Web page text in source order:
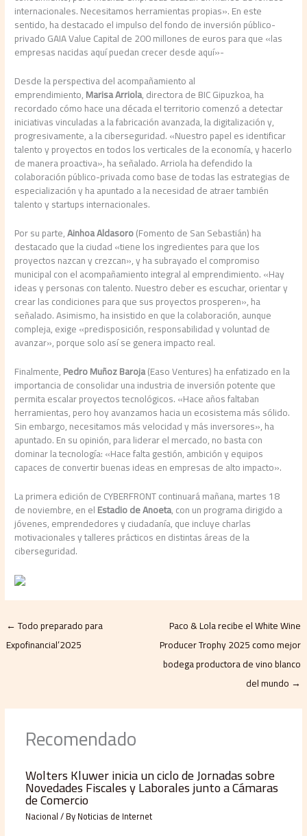
internacionales. Necesitamos herramientas propias». En este
sentido, ha destacado el impulso del fondo de inversión público-
privado GAIA Value Capital de 200 millones de euros para que «las
empresas nacidas aquí puedan crecer desde aquí»-
Desde la perspectiva del acompañamiento al
emprendimiento,Marisa Arriola, directora de BIC Gipuzkoa, ha
recordado cómo hace una década el territorio comenzó a detectar
iniciativas vinculadas a la fabricación avanzada, la digitalización y,
progresivamente, a la ciberseguridad. «Nuestro papel es identificar
talento y proyectos en todos los verticales de la economía, y hacerlo
de manera proactiva», ha señalado. Arriola ha defendido la
colaboración público-privada como base de todas las estrategias de
especialización y ha apuntado a la necesidad de atraer también
talento y startups internacionales.
Por su parte,Ainhoa Aldasoro(Fomento de San Sebastián) ha
destacado que la ciudad «tiene los ingredientes para que los
proyectos nazcan y crezcan», y ha subrayado el compromiso
municipal con el acompañamiento integral al emprendimiento. «Hay
ideas y personas con talento. Nuestro deber es escuchar, orientar y
crear las condiciones para que sus proyectos prosperen», ha
señalado. Asimismo, ha insistido en que la colaboración, aunque
compleja, exige «predisposición, responsabilidad y voluntad de
avanzar», porque solo así se genera impacto real.
Finalmente,Pedro Muñoz Baroja(Easo Ventures) ha enfatizado en la
importancia de consolidar una industria de inversión potente que
permita escalar proyectos tecnológicos. «Hace años faltaban
herramientas, pero hoy avanzamos hacia un ecosistema más sólido.
Sin embargo, necesitamos más velocidad y más inversores», ha
apuntado. En su opinión, para liderar el mercado, no basta con
dominar la tecnología: «Hace falta gestión, ambición y equipos
capaces de convertir buenas ideas en empresas de alto impacto».
La primera edición de CYBERFRONT continuará mañana, martes 18
de noviembre, en elEstadio de Anoeta, con un programa dirigido a
jóvenes, emprendedores y ciudadanía, que incluye charlas
motivacionales y talleres prácticos en distintas áreas de la
ciberseguridad.
←Todo preparado para
Expofinancial’2025
Paco & Lola recibe el White Wine
Producer Trophy 2025 como mejor
bodega productora de vino blanco
del mundo →
Recomendado
Wolters Kluwer inicia un ciclo de Jornadas sobre
Novedades Fiscales y Laborales junto a Cámaras
de Comercio
Nacional/ ByNoticias de Internet